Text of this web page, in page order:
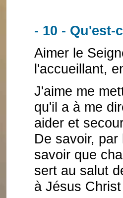
- 10 -
Aimer le
l'accueillant,
J'aime me
qu'il a à me
aider et
De savoir,
savoir que
sert au salut
à Jésus